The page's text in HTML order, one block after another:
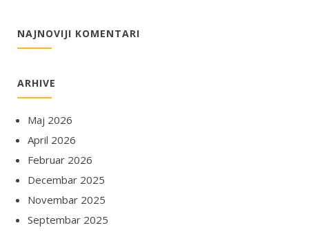
NAJNOVIJI KOMENTARI
ARHIVE
Maj 2026
April 2026
Februar 2026
Decembar 2025
Novembar 2025
Septembar 2025